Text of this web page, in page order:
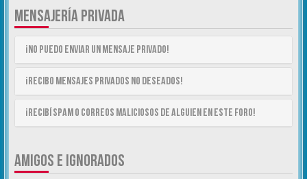
MENSAJERÍA PRIVADA
¡No puedo enviar un mensaje privado!
¡Recibo mensajes privados no deseados!
¡Recibí spam o correos maliciosos de alguien en este foro!
AMIGOS E IGNORADOS